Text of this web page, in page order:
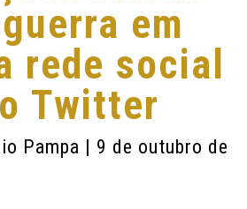
em
rede social
Twitter
Pampa | 9 de outubro de